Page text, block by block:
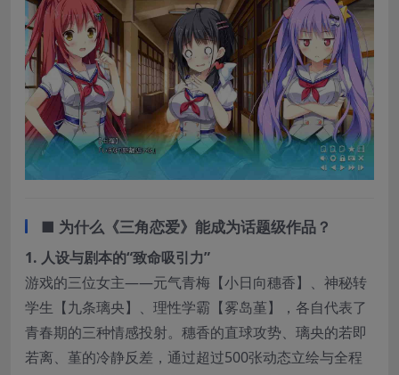
■ ​ ​为什么《三角恋爱》能成为话题级作品？​
​1. 人设与剧本的“致命吸引力”​
游戏的三位女主——元气青梅【小日向穗香】、神秘转
学生【九条璃央】、理性学霸【雾岛堇】，各自代表了
青春期的三种情感投射。穗香的直球攻势、璃央的若即
若离、堇的冷静反差，通过超过500张动态立绘与全程